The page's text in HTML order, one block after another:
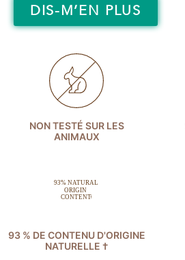
DIS-M’EN PLUS
NON TESTÉ SUR LES
ANIMAUX
93 % DE CONTENU D'ORIGINE
NATURELLE †